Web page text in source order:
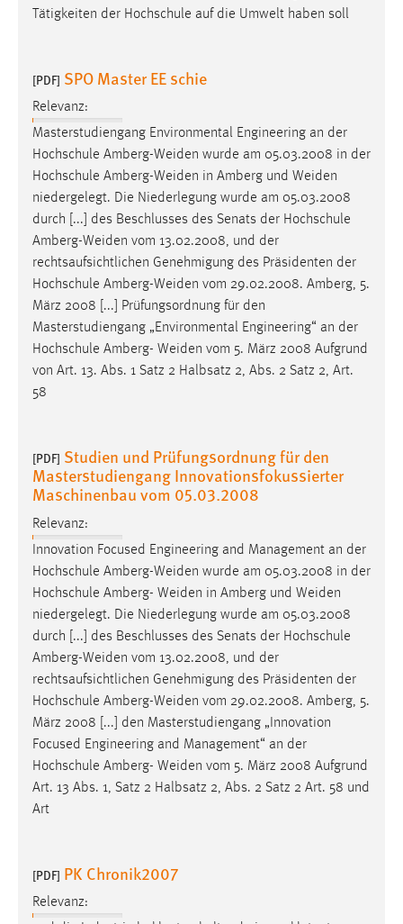
Tätigkeiten der Hochschule auf die Umwelt haben soll
[PDF] SPO Master EE schie
Relevanz:
Masterstudiengang Environmental Engineering an der
Hochschule Amberg-Weiden wurde am 05.03.2008 in der
Hochschule Amberg-Weiden in Amberg und Weiden
niedergelegt. Die Niederlegung wurde am 05.03.2008
durch [...] des Beschlusses des Senats der Hochschule
Amberg-Weiden vom 13.02.2008, und der
rechtsaufsichtlichen Genehmigung des Präsidenten der
Hochschule Amberg-Weiden vom 29.02.2008. Amberg, 5.
März 2008 [...] Prüfungsordnung für den
Masterstudiengang „Environmental Engineering“ an der
Hochschule Amberg- Weiden vom 5. März 2008 Aufgrund
von Art. 13. Abs. 1 Satz 2 Halbsatz 2, Abs. 2 Satz 2, Art.
58
[PDF] Studien und Prüfungsordnung für den
Masterstudiengang Innovationsfokussierter
Maschinenbau vom 05.03.2008
Relevanz:
Innovation Focused Engineering and Management an der
Hochschule Amberg-Weiden wurde am 05.03.2008 in der
Hochschule Amberg- Weiden in Amberg und Weiden
niedergelegt. Die Niederlegung wurde am 05.03.2008
durch [...] des Beschlusses des Senats der Hochschule
Amberg-Weiden vom 13.02.2008, und der
rechtsaufsichtlichen Genehmigung des Präsidenten der
Hochschule Amberg-Weiden vom 29.02.2008. Amberg, 5.
März 2008 [...] den Masterstudiengang „Innovation
Focused Engineering and Management“ an der
Hochschule Amberg- Weiden vom 5. März 2008 Aufgrund
Art. 13 Abs. 1, Satz 2 Halbsatz 2, Abs. 2 Satz 2 Art. 58 und
Art
[PDF] PK Chronik2007
Relevanz: